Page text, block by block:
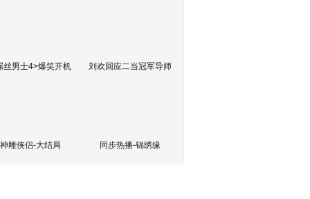
丝男士4>爆笑开机 刘欢回应二当冠军导师
神雕侠侣-大结局 同步热播-锦绣缘